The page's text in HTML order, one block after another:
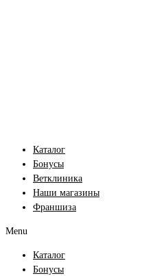
Каталог
Бонусы
Ветклиника
Наши магазины
Франшиза
Menu
Каталог
Бонусы